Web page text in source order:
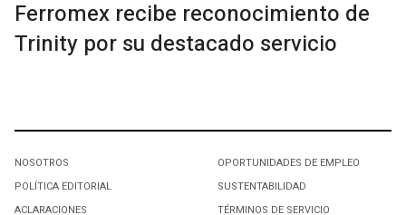
Ferromex recibe reconocimiento de
Trinity por su destacado servicio
NOSOTROS
POLÍTICA EDITORIAL
ACLARACIONES
OPORTUNIDADES DE EMPLEO
SUSTENTABILIDAD
TÉRMINOS DE SERVICIO